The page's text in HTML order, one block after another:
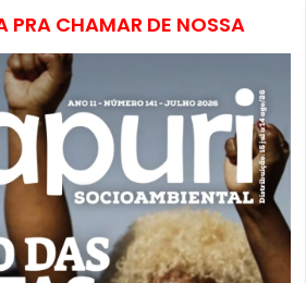
PRA CHAMAR DE NOSSA